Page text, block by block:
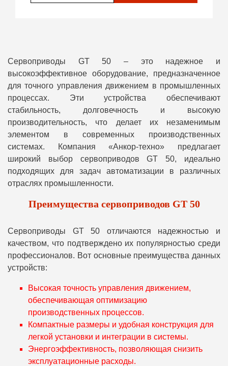
Сервоприводы GT 50 – это надежное и
высокоэффективное оборудование, предназначенное
для точного управления движением в промышленных
процессах. Эти устройства обеспечивают
стабильность, долговечность и высокую
производительность, что делает их незаменимым
элементом в современных производственных
системах. Компания «Анкор-техно» предлагает
широкий выбор сервоприводов GT 50, идеально
подходящих для задач автоматизации в различных
отраслях промышленности.
Преимущества сервоприводов GT 50
Сервоприводы GT 50 отличаются надежностью и
качеством, что подтверждено их популярностью среди
профессионалов. Вот основные преимущества данных
устройств:
Высокая точность управления движением,
обеспечивающая оптимизацию
производственных процессов.
Компактные размеры и удобная конструкция для
легкой установки и интеграции в системы.
Энергоэффективность, позволяющая снизить
эксплуатационные расходы.